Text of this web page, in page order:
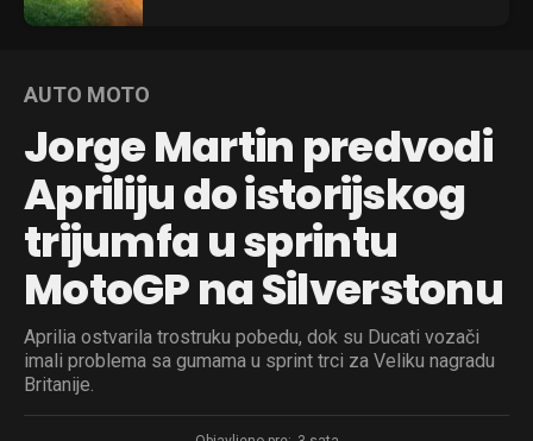
AUTO MOTO
Jorge Martin predvodi
Apriliju do istorijskog
trijumfa u sprintu
MotoGP na Silverstonu
Aprilia ostvarila trostruku pobedu, dok su Ducati vozači
imali problema sa gumama u sprint trci za Veliku nagradu
Britanije.